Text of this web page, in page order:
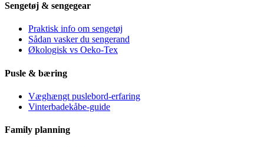
Sengetøj & sengegear
Praktisk info om sengetøj
Sådan vasker du sengerand
Økologisk vs Oeko-Tex
Pusle & bæring
Væghængt puslebord-erfaring
Vinterbadekåbe-guide
Family planning